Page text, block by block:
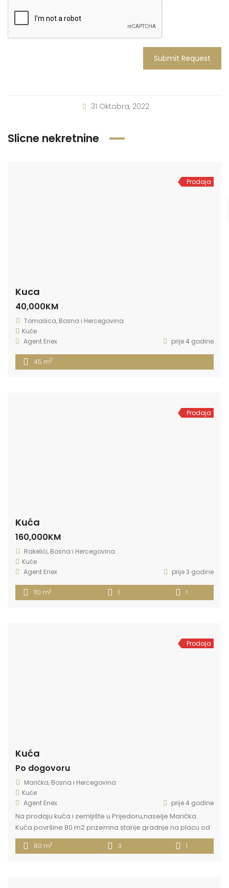
Submit Request
31 Oktobra, 2022
Slicne nekretnine
Prodaja
Kuca
40,000KM
Tomašica, Bosna i Hercegovina
Kuće
Agent Enex
prije 4 godine
45 m2
Prodaja
Kuća
160,000KM
Rakelići, Bosna i Hercegovina
Kuće
Agent Enex
prije 3 godine
110 m2 1 1
Prodaja
Kuća
Po dogovoru
Marićka, Bosna i Hercegovina
Kuće
Agent Enex
prije 4 godine
Na prodaju kuća i zemljište u Prijedoru,naselje Marićka.
Kuća površine 80 m2 prizemna starije gradnje na placu od
500 m2.Uz predmetni objekat na prodaju je jos 7000 m2
zemljišta . Objekat je od aflatnog puta udaljen 200 m.
80 m2 3 1